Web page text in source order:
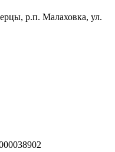
р.п. Малаховка, ул.